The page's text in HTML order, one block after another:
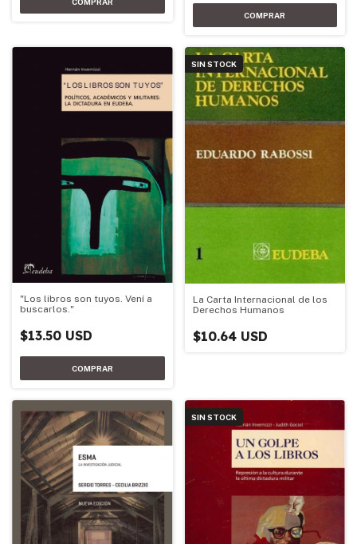
"Los libros son tuyos. Vení a
buscarlos."
$13.50 USD
SIN STOCK
La Carta Internacional de los
Derechos Humanos
$10.64 USD
SIN STOCK